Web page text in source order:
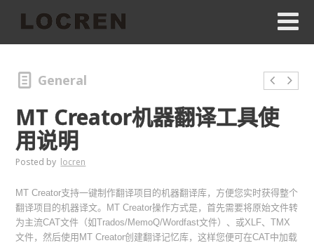
General
MT Creator机器翻译工具使
用说明
Posted by locren
MT Creator支持一键制作翻译项目的机器翻译库，方便您实时获得整个
翻译项目的机器译文。MT Creator操作方式是，首先需要将原始文件转
为主流CAT文件（如Trados/MemoQ/Wordfast文件）、或XLF、TMX
文件，然后使用MT Creator创建翻译记忆库，这样您便可在CAT中加载